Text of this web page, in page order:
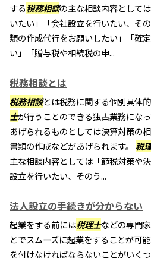
する税務相談の主な相談内容として
いたい」「会社設立を行いたい、そ
類の作成代行をお願いしたい」「確
い」「贈与税や相続税の申...
税務相談とは
税務相談とは税務に関する個別具体
士が行うことのできる独占業務になっ
あげられるものとしては決算対策の
書類の作成などがあげられます。 税
主な相談内容としては「節税対策や
設立を行いたい、そのう...
法人設立の手続きが分からない
起業をする前には税理士などの専門
とでスムーズに起業をすることが可
を付けなければならないことがいく